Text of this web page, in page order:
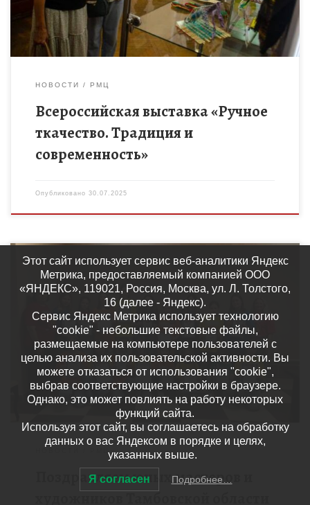
НОВОСТИ РМЦ
Всероссийская выставка «Ручное
ткачество. Традиция и
современность»
Опубликовано 30.07.2025
С 23 по 26 июня 2025 года в городе Нижний Новгород в
рамках Всероссийского фестиваля детского и юношеского
творчества «Хоровод традиций – 2025» прошёл
Всероссийский […]
Поздравляем юных мастеров и
художников Тамбовской области
Этот сайт использует сервис веб-аналитики Яндекс
Метрика, предоставляемый компанией ООО
«ЯНДЕКС», 119021, Россия, Москва, ул. Л. Толстого,
16 (далее - Яндекс).
Сервис Яндекс Метрика использует технологию
"cookie" - небольшие текстовые файлы,
размещаемые на компьютере пользователей с
целью анализа их пользовательской активности. Вы
можете отказаться от использования "cookie",
выбрав соответствующие настройки в браузере.
Однако, это может повлиять на работу некоторых
функций сайта.
Используя этот сайт, вы соглашаетесь на обработку
данных о вас Яндексом в порядке и целях,
указанных выше.
Я согласен Подробнее…